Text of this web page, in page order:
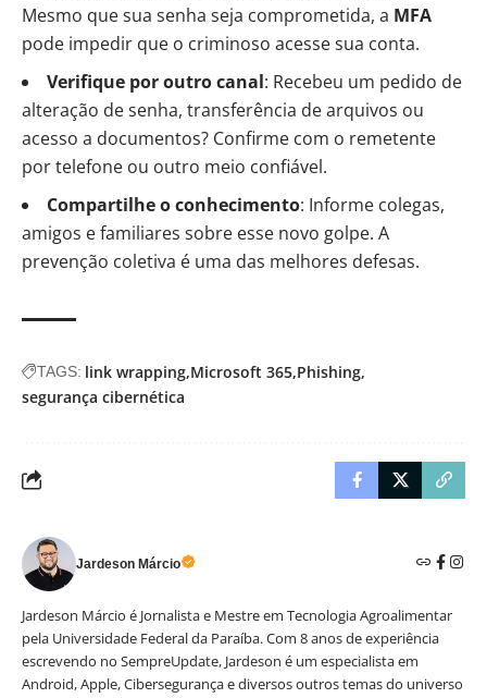
Mesmo que sua senha seja comprometida, a MFA
pode impedir que o criminoso acesse sua conta.
Verifique por outro canal: Recebeu um pedido de
alteração de senha, transferência de arquivos ou
acesso a documentos? Confirme com o remetente
por telefone ou outro meio confiável.
Compartilhe o conhecimento: Informe colegas,
amigos e familiares sobre esse novo golpe. A
prevenção coletiva é uma das melhores defesas.
TAGS: link wrapping Microsoft 365 Phishing
segurança cibernética
Jardeson Márcio
Jardeson Márcio é Jornalista e Mestre em Tecnologia Agroalimentar
pela Universidade Federal da Paraíba. Com 8 anos de experiência
escrevendo no SempreUpdate, Jardeson é um especialista em
Android, Apple, Cibersegurança e diversos outros temas do universo